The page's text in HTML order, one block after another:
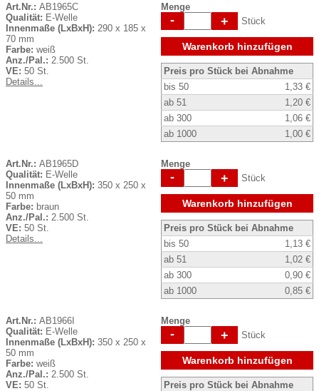
Art.Nr.: AB1965C
Qualität: E-Welle
Innenmaße (LxBxH): 290 x 185 x
70 mm
Farbe: weiß
Anz./Pal.: 2.500 St.
VE: 50 St.
Details...
Menge
- + Stück
Warenkorb hinzufügen
Preis pro Stück bei Abnahme
bis 50
1,33 €
ab 51
1,20 €
ab 300
1,06 €
ab 1000
1,00 €
Art.Nr.: AB1965D
Qualität: E-Welle
Innenmaße (LxBxH): 350 x 250 x
50 mm
Farbe: braun
Anz./Pal.: 2.500 St.
VE: 50 St.
Details...
Menge
- + Stück
Warenkorb hinzufügen
Preis pro Stück bei Abnahme
bis 50
1,13 €
ab 51
1,02 €
ab 300
0,90 €
ab 1000
0,85 €
Art.Nr.: AB1966I
Qualität: E-Welle
Innenmaße (LxBxH): 350 x 250 x
50 mm
Farbe: weiß
Anz./Pal.: 2.500 St.
VE: 50 St.
Menge
- + Stück
Warenkorb hinzufügen
Preis pro Stück bei Abnahme